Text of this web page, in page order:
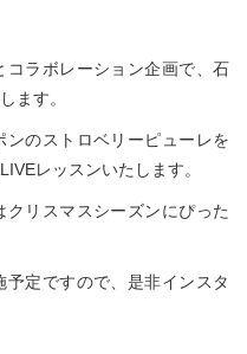
コラボレーション企画で、石
ます。
のストロベリーピューレを
レッスンいたします。
リスマスシーズンにぴった
定ですので、是非インスタ